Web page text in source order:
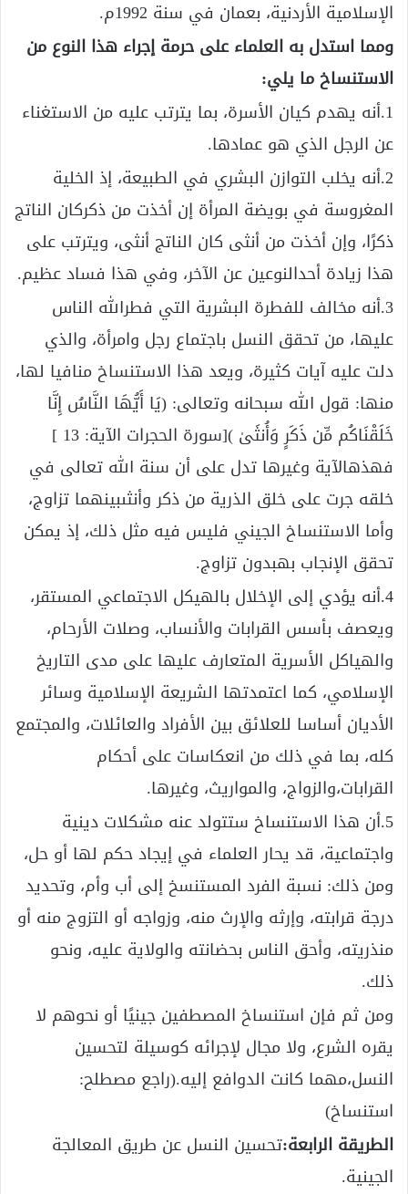
الإسلامية الأردنية، بعمان في سنة 1992م.
ومما استدل به العلماء على حرمة إجراء هذا النوع من
الاستنساخ ما يلي:
1.أنه يهدم كيان الأسرة، بما يترتب عليه من الاستغناء
عن الرجل الذي هو عمادها.
2.أنه يخلب التوازن البشري في الطبيعة، إذ الخلية
المغروسة في بويضة المرأة إن أخذت من ذكركان الناتج
ذكرًا، وإن أخذت من أنثى كان الناتج أنثى، ويترتب على
هذا زيادة أحدالنوعين عن الآخر، وفي هذا فساد عظيم.
3.أنه مخالف للفطرة البشرية التي فطرالله الناس
عليها، من تحقق النسل باجتماع رجل وامرأة، والذي
دلت عليه آيات كثيرة، ويعد هذا الاستنساخ منافيا لها،
منها: قول الله سبحانه وتعالى: (يَا أَيُّهَا النَّاسُ إِنَّا
خَلَقْنَاكُم مِّن ذَكَرٍ وَأُنثَىٰ )[سورة الحجرات الآية: 13 ]
فهذهالآية وغيرها تدل على أن سنة الله تعالى في
خلقه جرت على خلق الذرية من ذكر وأنثىبينهما تزاوج،
وأما الاستنساخ الجيني فليس فيه مثل ذلك، إذ يمكن
تحقق الإنجاب بهبدون تزاوج.
4.أنه يؤدي إلى الإخلال بالهيكل الاجتماعي المستقر،
ويعصف بأسس القرابات والأنساب، وصلات الأرحام،
والهياكل الأسرية المتعارف عليها على مدى التاريخ
الإسلامي، كما اعتمدتها الشريعة الإسلامية وسائر
الأديان أساسا للعلائق بين الأفراد والعائلات، والمجتمع
كله، بما في ذلك من انعكاسات على أحكام
القرابات،والزواج، والمواريث، وغيرها.
5.أن هذا الاستنساخ ستتولد عنه مشكلات دينية
واجتماعية، قد يحار العلماء في إيجاد حكم لها أو حل،
ومن ذلك: نسبة الفرد المستنسخ إلى أب وأم، وتحديد
درجة قرابته، وإرثه والإرث منه، وزواجه أو التزوج منه أو
منذريته، وأحق الناس بحضانته والولاية عليه، ونحو
ذلك.
ومن ثم فإن استنساخ المصطفين جينيًا أو نحوهم لا
يقره الشرع، ولا مجال لإجرائه كوسيلة لتحسين
النسل،مهما كانت الدوافع إليه.(راجع مصطلح:
استنساخ)
الطريقة الرابعة:تحسين النسل عن طريق المعالجة
الجينية.